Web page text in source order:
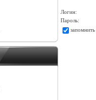
Логин:
Пароль:
запомнить